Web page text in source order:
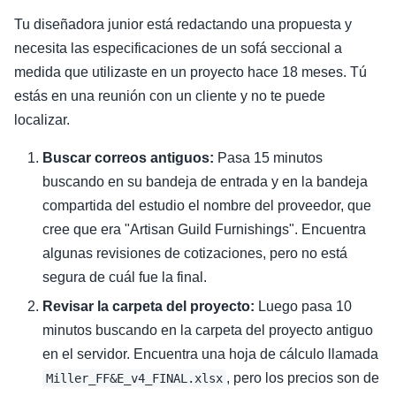
Tu diseñadora junior está redactando una propuesta y
necesita las especificaciones de un sofá seccional a
medida que utilizaste en un proyecto hace 18 meses. Tú
estás en una reunión con un cliente y no te puede
localizar.
Buscar correos antiguos: Pasa 15 minutos
buscando en su bandeja de entrada y en la bandeja
compartida del estudio el nombre del proveedor, que
cree que era "Artisan Guild Furnishings". Encuentra
algunas revisiones de cotizaciones, pero no está
segura de cuál fue la final.
Revisar la carpeta del proyecto: Luego pasa 10
minutos buscando en la carpeta del proyecto antiguo
en el servidor. Encuentra una hoja de cálculo llamada
Miller_FF&E_v4_FINAL.xlsx , pero los precios son de